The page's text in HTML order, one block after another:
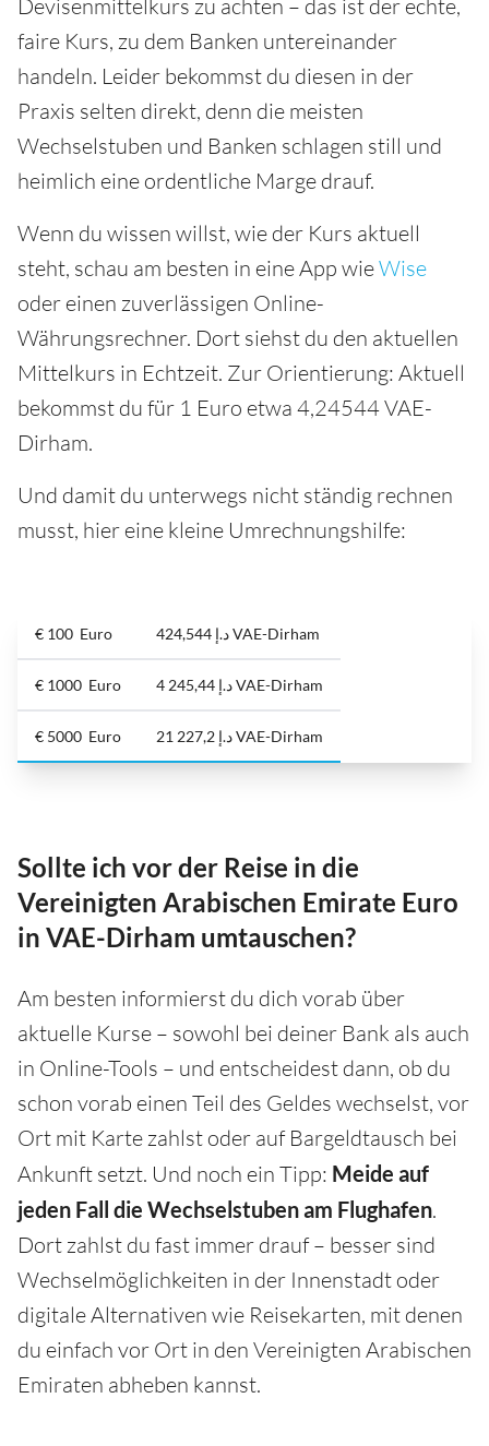
Devisenmittelkurs zu achten – das ist der echte,
faire Kurs, zu dem Banken untereinander
handeln. Leider bekommst du diesen in der
Praxis selten direkt, denn die meisten
Wechselstuben und Banken schlagen still und
heimlich eine ordentliche Marge drauf.
Wenn du wissen willst, wie der Kurs aktuell
steht, schau am besten in eine App wieWise
oder einen zuverlässigen Online-
Währungsrechner. Dort siehst du den aktuellen
Mittelkurs in Echtzeit. Zur Orientierung: Aktuell
bekommst du für 1 Euro etwa 4,24544 VAE-
Dirham.
Und damit du unterwegs nicht ständig rechnen
musst, hier eine kleine Umrechnungshilfe:
€ 100 Euro د.إ 424,544 VAE-Dirham
€ 1000 Euro د.إ 4 245,44 VAE-Dirham
€ 5000 Euro د.إ 21 227,2 VAE-Dirham
Sollte ich vor der Reise in die
Vereinigten Arabischen Emirate Euro
in VAE-Dirham umtauschen?
Am besten informierst du dich vorab über
aktuelle Kurse – sowohl bei deiner Bank als auch
in Online-Tools – und entscheidest dann, ob du
schon vorab einen Teil des Geldes wechselst, vor
Ort mit Karte zahlst oder auf Bargeldtausch bei
Ankunft setzt. Und noch ein Tipp: Meide auf
jeden Fall die Wechselstuben am Flughafen.
Dort zahlst du fast immer drauf – besser sind
Wechselmöglichkeiten in der Innenstadt oder
digitale Alternativen wie Reisekarten, mit denen
du einfach vor Ort in den Vereinigten Arabischen
Emiraten abheben kannst.